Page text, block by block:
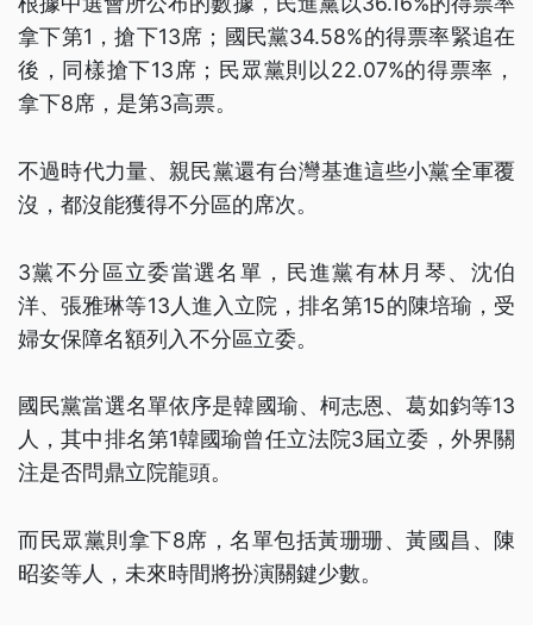
拿下第1，搶下13席；國民黨34.58%的得票率緊追在
後，同樣搶下13席；民眾黨則以22.07%的得票率，
拿下8席，是第3高票。
不過時代力量、親民黨還有台灣基進這些小黨全軍覆
沒，都沒能獲得不分區的席次。
3黨不分區立委當選名單，民進黨有林月琴、沈伯
洋、張雅琳等13人進入立院，排名第15的陳培瑜，受
婦女保障名額列入不分區立委。
國民黨當選名單依序是韓國瑜、柯志恩、葛如鈞等13
人，其中排名第1韓國瑜曾任立法院3屆立委，外界關
注是否問鼎立院龍頭。
而民眾黨則拿下8席，名單包括黃珊珊、黃國昌、陳
昭姿等人，未來時間將扮演關鍵少數。